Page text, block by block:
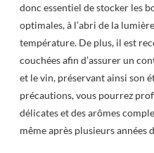
donc essentiel de stocker les
optimales, à l’abri de la
température. De plus, il est
couchées afin d’assurer un
et le vin, préservant ainsi son
précautions, vous pourrez
délicates et des arômes
même après plusieurs années